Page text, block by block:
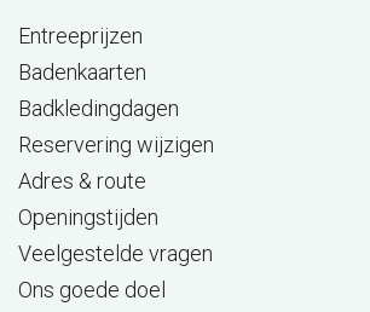
Entreeprijzen
Badenkaarten
Badkledingdagen
Reservering wijzigen
Adres & route
Openingstijden
Veelgestelde vragen
Ons goede doel